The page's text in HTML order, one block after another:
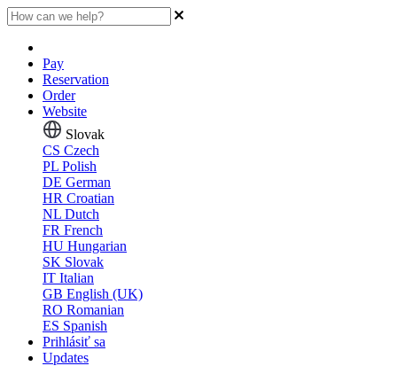
Pay
Reservation
Order
Website
Slovak
CS Czech
PL Polish
DE German
HR Croatian
NL Dutch
FR French
HU Hungarian
SK Slovak
IT Italian
GB English (UK)
RO Romanian
ES Spanish
Prihlásiť sa
Updates